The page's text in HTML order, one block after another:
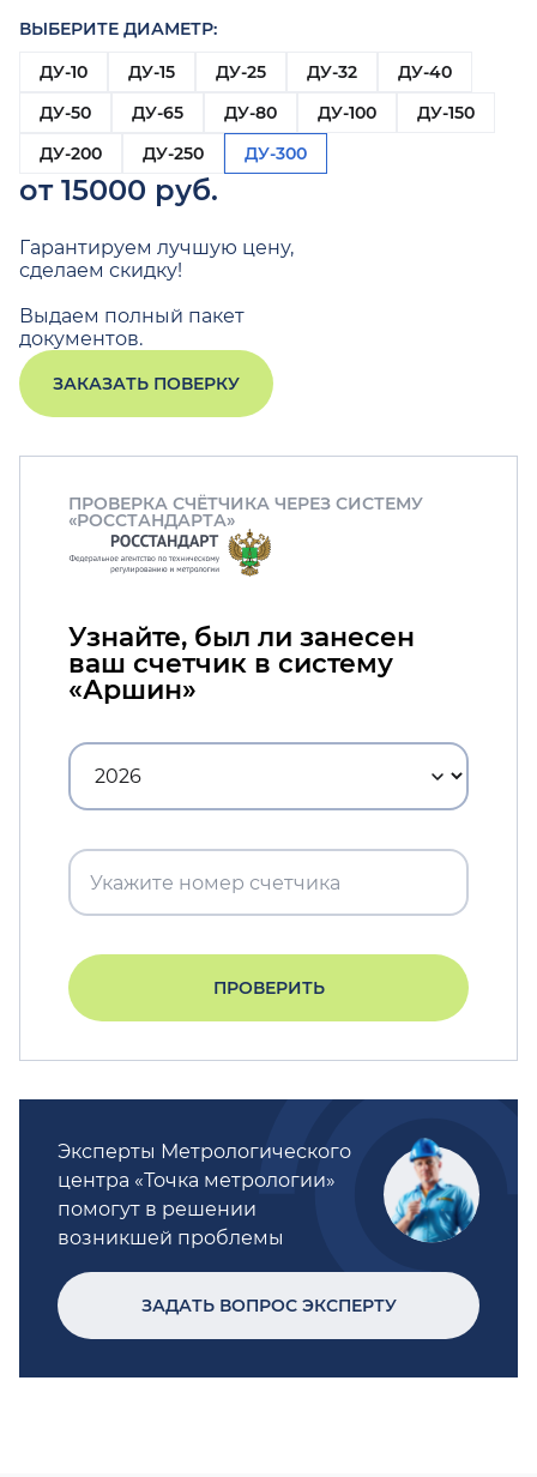
ВЫБЕРИТЕ ДИАМЕТР:
ДУ-10
ДУ-15 ДУ-25 ДУ-32
ДУ-40
ДУ-50
ДУ-65 ДУ-80 ДУ-100
ДУ-150
ДУ-200
ДУ-250 ДУ-300
от 15000 руб.
Гарантируем лучшую цену,
сделаем скидку!
Выдаем полный пакет
документов.
ЗАКАЗАТЬ ПОВЕРКУ
ПРОВЕРКА СЧЁТЧИКА ЧЕРЕЗ СИСТЕМУ
«РОССТАНДАРТА»
Узнайте, был ли занесен
ваш счетчик в систему
«Аршин»
ПРОВЕРИТЬ
Эксперты Метрологического
центра «Точка метрологии»
помогут в решении
возникшей проблемы
ЗАДАТЬ ВОПРОС ЭКСПЕРТУ